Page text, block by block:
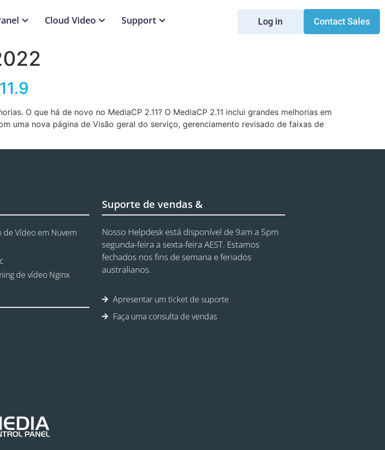
Cloud Video Support Log in Contact Sales
O que há de novo no MediaCP 2.11? O MediaCP 2.11 inclui grandes melhorias em
uma nova página de Visão geral do serviço, gerenciamento revisado de faixas de
de Vídeo em Nuvem
de vídeo Nginx
Suporte de vendas &
Nosso Helpdesk está disponível de 9am a 5pm
segunda-feira a sexta-feira AEST. Estamos
fechados nos fins de semana e feriados
australianos.
Apresentar um ticket de suporte
Faça uma consulta de vendas